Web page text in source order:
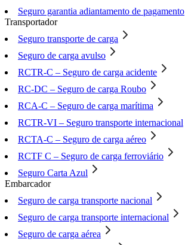
Seguro garantia adiantamento de pagamento
Transportador
Seguro transporte de carga
Seguro de carga avulso
RCTR-C – Seguro de carga acidente
RC-DC – Seguro de carga Roubo
RCA-C – Seguro de carga marítima
RCTR-VI – Seguro transporte internacional
RCTA-C – Seguro de carga aéreo
RCTF C – Seguro de carga ferroviário
Seguro Carta Azul
Embarcador
Seguro de carga transporte nacional
Seguro de carga transporte internacional
Seguro de carga aérea